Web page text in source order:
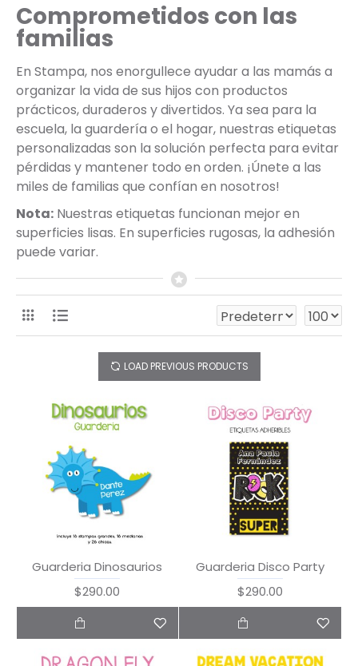
Comprometidos con las
familias
En Stampa, nos enorgullece ayudar a las mamás a
organizar la vida de sus hijos con productos
prácticos, duraderos y divertidos. Ya sea para la
escuela, la guardería o el hogar, nuestras etiquetas
personalizadas son la solución perfecta para evitar
pérdidas y mantener todo en orden. ¡Únete a las
miles de familias que confían en nosotros!
Nota: Nuestras etiquetas funcionan mejor en
superficies lisas. En superficies rugosas, la adhesión
puede variar.
LOAD PREVIOUS PRODUCTS
Guarderia Dinosaurios
$290.00
Guarderia Disco Party
$290.00